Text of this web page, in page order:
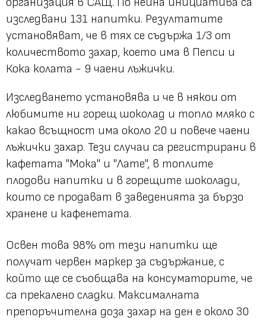
изследвани 131 напитки. Резултатите
установяват, че в тях се съдържа 1/3 от
количеството захар, което има в Пепси и
Кока колата - 9 чаени лъжички.
Изследването установява и че в някои от
любимите ни горещ шоколад и топло мляко с
какао всъщност има около 20 и повече чаени
лъжички захар. Тези случаи са регистрирани в
кафетата "Мока" и "Лате", в топлите
плодови напитки и в горещите шоколади,
които се продават в заведенията за бързо
хранене и кафенетата.
Освен това 98% от тези напитки ще
получат червен маркер за съдържание, с
който ще се съобщава на консуматорите, че
са прекалено сладки. Максималната
препоръчителна доза захар на ден е около 30